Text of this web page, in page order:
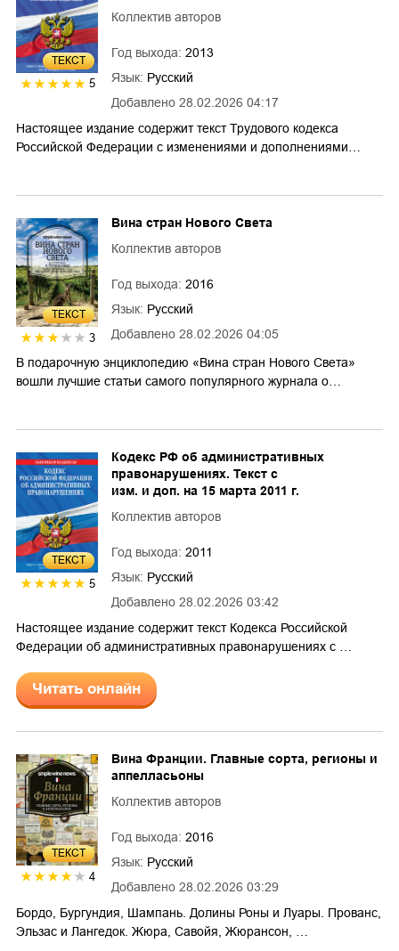
ТЕКСТ
5
Добавлено 28.02.2026 04:17
Коллектив авторов
Год выхода: 2013
Язык: Русский
Настоящее издание содержит текст Трудового кодекса
Российской Федерации с изменениями и дополнениями…
ТЕКСТ
3 Добавлено 28.02.2026 04:05
Вина стран Нового Света
Коллектив авторов
Год выхода: 2016
Язык: Русский
В подарочную энциклопедию «Вина стран Нового Света»
вошли лучшие статьи самого популярного журнала о…
ТЕКСТ
5
Добавлено 28.02.2026 03:42
Кодекс РФ об административных
правонарушениях. Текст с
изм. и доп. на 15 марта 2011 г.
Коллектив авторов
Год выхода: 2011
Язык: Русский
Настоящее издание содержит текст Кодекса Российской
Федерации об административных правонарушениях с …
Читать онлайн
ТЕКСТ
4
Добавлено 28.02.2026 03:29
Вина Франции. Главные сорта, регионы и
аппелласьоны
Коллектив авторов
Год выхода: 2016
Язык: Русский
Бордо, Бургундия, Шампань. Долины Роны и Луары. Прованс,
Эльзас и Лангедок. Жюра, Савойя, Жюрансон, …